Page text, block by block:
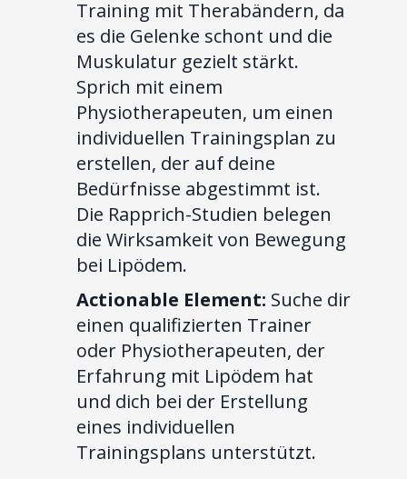
Training mit Therabändern, da
es die Gelenke schont und die
Muskulatur gezielt stärkt.
Sprich mit einem
Physiotherapeuten, um einen
individuellen Trainingsplan zu
erstellen, der auf deine
Bedürfnisse abgestimmt ist.
Die Rapprich-Studien belegen
die Wirksamkeit von Bewegung
bei Lipödem.
Actionable Element: Suche dir
einen qualifizierten Trainer
oder Physiotherapeuten, der
Erfahrung mit Lipödem hat
und dich bei der Erstellung
eines individuellen
Trainingsplans unterstützt.